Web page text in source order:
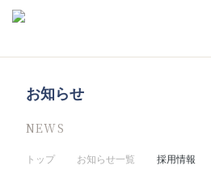
お知らせ
NEWS
トップ お知らせ一覧 採用情報